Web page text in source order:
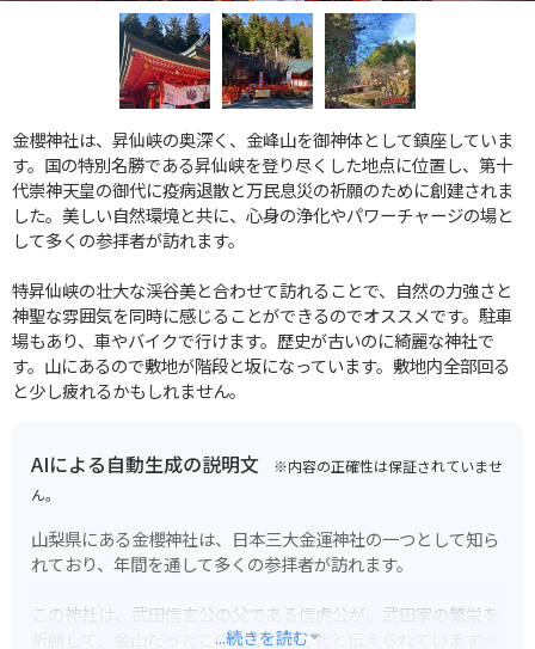
金櫻神社は、昇仙峡の奥深く、金峰山を御神体として鎮座していま
す。国の特別名勝である昇仙峡を登り尽くした地点に位置し、第十
代崇神天皇の御代に疫病退散と万民息災の祈願のために創建されま
した。美しい自然環境と共に、心身の浄化やパワーチャージの場と
して多くの参拝者が訪れます。
特昇仙峡の壮大な渓谷美と合わせて訪れることで、自然の力強さと
神聖な雰囲気を同時に感じることができるのでオススメです。駐車
場もあり、車やバイクで行けます。歴史が古いのに綺麗な神社で
す。山にあるので敷地が階段と坂になっています。敷地内全部回る
と少し疲れるかもしれません。
AIによる自動生成の説明文 ※内容の正確性は保証されていませ
ん。
山梨県にある金櫻神社は、日本三大金運神社の一つとして知ら
れており、年間を通して多くの参拝者が訪れます。
この神社は、武田信玄公の父である信虎公が、武田家の繁栄を
祈願して、金山だったこの地に創建したと伝えられています。
...続きを読む